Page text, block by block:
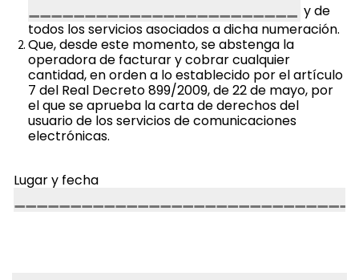
y de
todos los servicios asociados a dicha numeración.
Que, desde este momento, se abstenga la
operadora de facturar y cobrar cualquier
cantidad, en orden a lo establecido por el artículo
7 del Real Decreto 899/2009, de 22 de mayo, por
el que se aprueba la carta de derechos del
usuario de los servicios de comunicaciones
electrónicas.
Lugar y fecha